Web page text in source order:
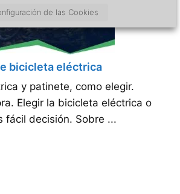
bicicleta eléctrica
y patinete, como elegir.
Elegir la bicicleta eléctrica o
fácil decisión. Sobre ...
de las Cookies